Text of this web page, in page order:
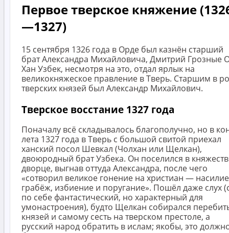
Первое тверское княжение
—1327)
15 сентября 1326 года в Орде был казнён старший
брат Александра Михайловича, Дмитрий Грозные
Хан Узбек, несмотря на это, отдал ярлык на
великокняжеское правление в Тверь. Старшим в
тверских князей был Александр Михайлович.
Тверское восстание 1327 года
Поначалу всё складывалось благополучно, но в
лета 1327 года в Тверь с большой свитой приехал
ханский посол Шевкал (Чолхан или Щелкан),
двоюродный брат Узбека. Он поселился в
дворце, выгнав оттуда Александра, после чего
«сотворил великое гонение на христиан —
грабёж, избиение и поругание». Пошёл даже слух
по себе фантастический, но характерный для
умонастроения), будто Щелкан собирался
князей и самому сесть на тверском престоле, а
русский народ обратить в ислам; якобы, это